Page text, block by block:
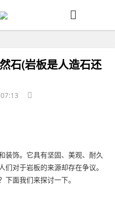
石(岩板是人造石还
装饰。它具有坚固、美观、耐久
对于岩板的来源却存在争议。
面我们来探讨一下。